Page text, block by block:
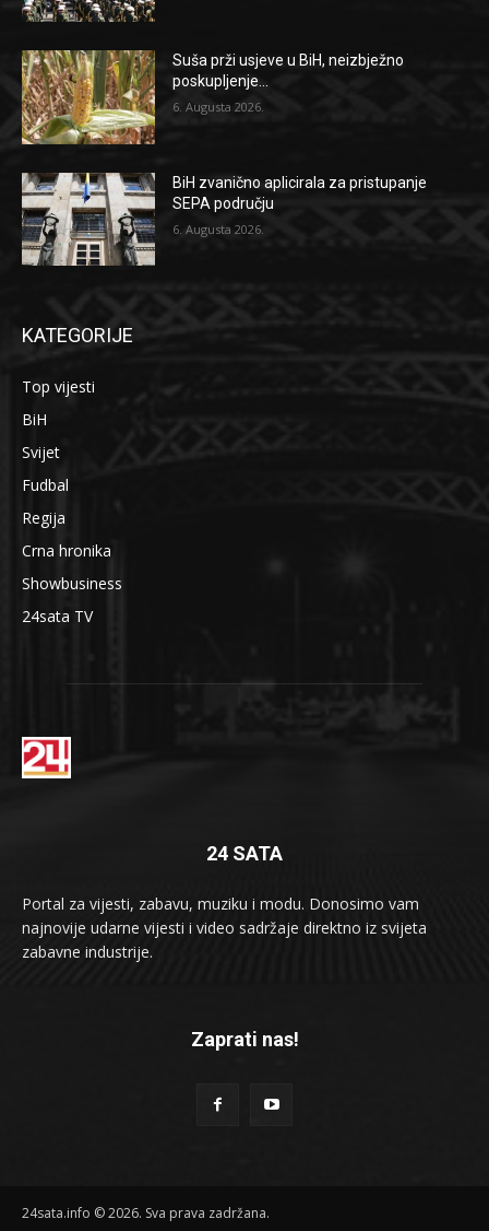
Suša prži usjeve u BiH, neizbježno
poskupljenje...
6. Augusta 2026.
BiH zvanično aplicirala za pristupanje
SEPA području
6. Augusta 2026.
KATEGORIJE
Top vijesti
BiH
Svijet
Fudbal
Regija
Crna hronika
Showbusiness
24sata TV
24 SATA
Portal za vijesti, zabavu, muziku i modu. Donosimo vam
najnovije udarne vijesti i video sadržaje direktno iz svijeta
zabavne industrije.
Zaprati nas!
24sata.info © 2026. Sva prava zadržana.